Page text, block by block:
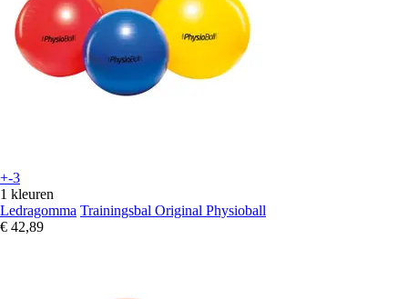
+-3
1 kleuren
Ledragomma Trainingsbal Original Physioball
€ 42,89